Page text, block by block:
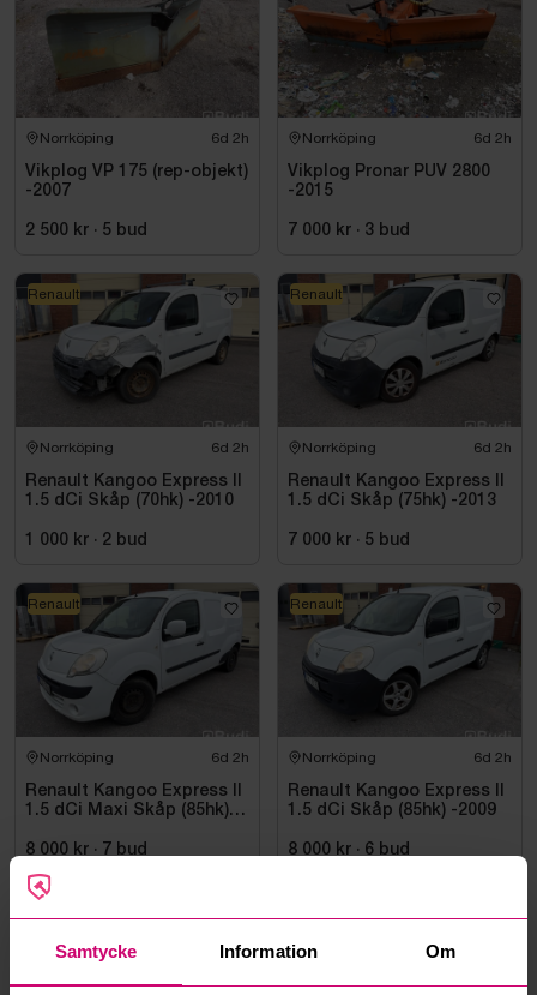
Samtycke Information Om
Norrköping 6d 2h
Vikplog VP 175 (rep-objekt)
-2007
2 500 kr · 5 bud
Norrköping 6d 2h
Vikplog Pronar PUV 2800
-2015
7 000 kr · 3 bud
Norrköping 6d 2h
Renault Kangoo Express II
1.5 dCi Skåp (70hk) -2010
1 000 kr · 2 bud
Renault
Norrköping 6d 2h
Renault Kangoo Express II
1.5 dCi Skåp (75hk) -2013
7 000 kr · 5 bud
Renault
Norrköping 6d 2h
Renault Kangoo Express II
1.5 dCi Maxi Skåp (85hk)
8 000 kr · 7 bud
Renault
Norrköping 6d 2h
Renault Kangoo Express II
1.5 dCi Skåp (85hk) -2009
8 000 kr · 6 bud
Renault